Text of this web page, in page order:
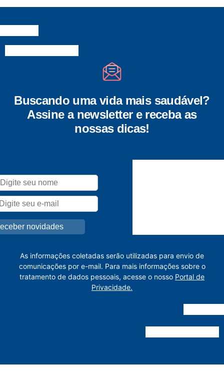
Buscando uma vida mais saudável?
Assine a newsletter e receba as
nossas dicas!
As informações coletadas serão utilizadas para envio de
comunicações por e-mail. Para mais informações sobre o
tratamento de dados pessoais, acesse o nosso Portal de
Privacidade.